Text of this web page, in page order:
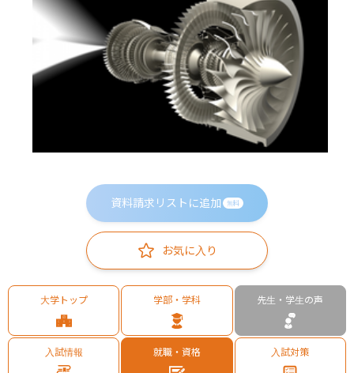
資料請求リストに追加 無料
お気に入り
大学トップ 学部・学科 先生・学生の声
入試情報 就職・資格 入試対策